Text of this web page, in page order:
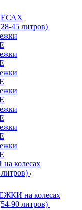
45 литров)
колесах
на колесах
90 литров)